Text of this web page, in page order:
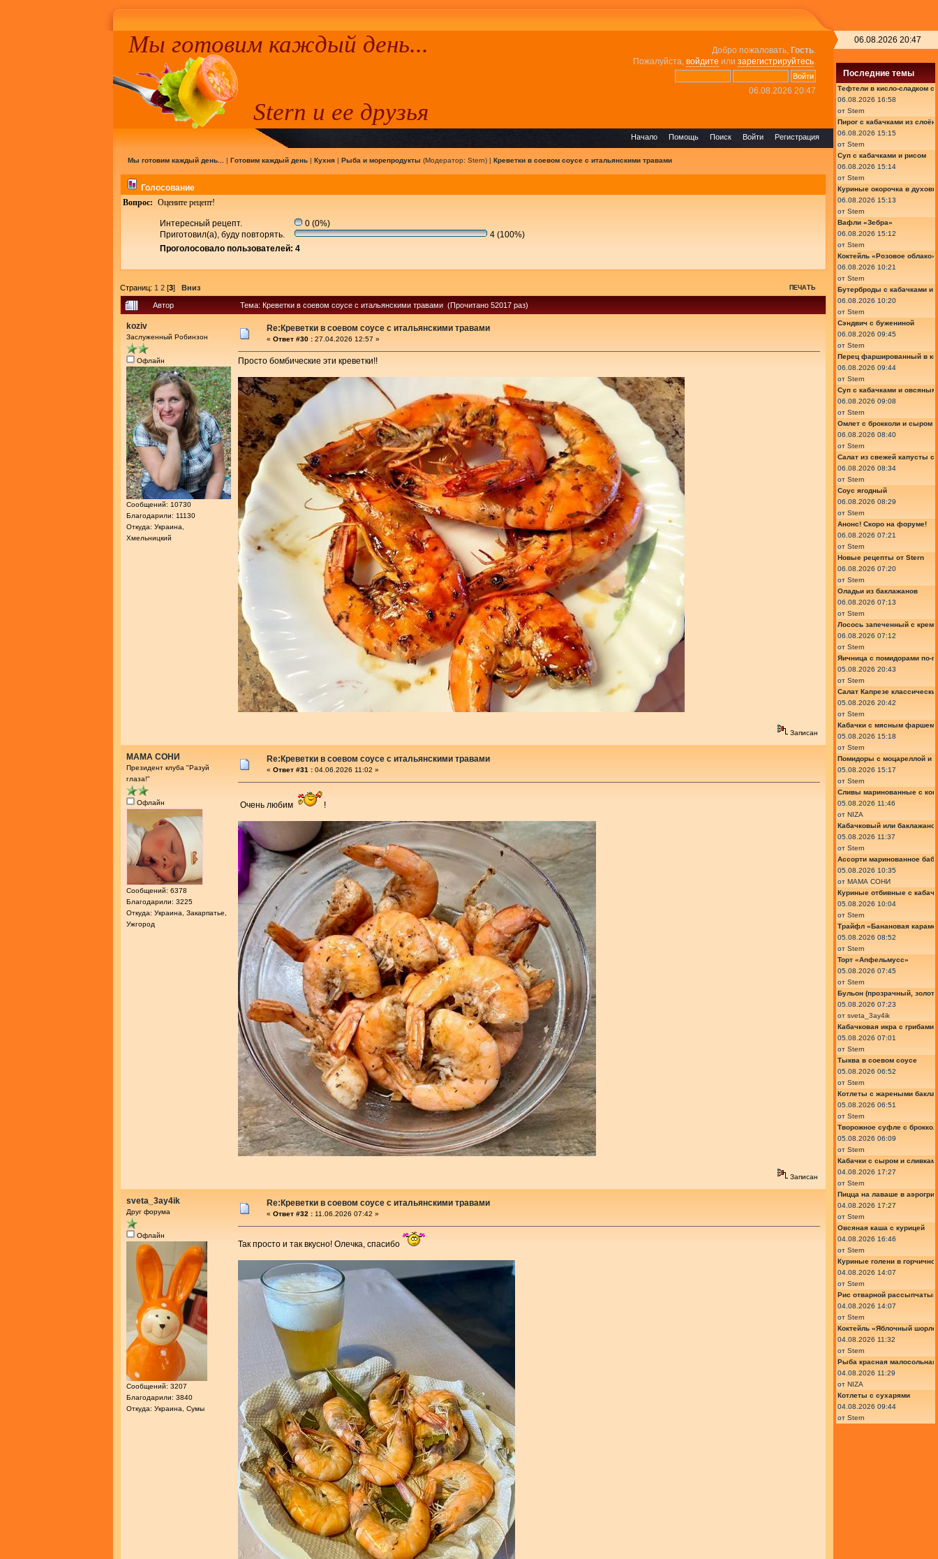
Добро пожаловать, Гость.
Пожалуйста, войдите или зарегистрируйтесь.
06.08.2026 20:47
Мы готовим каждый день...
Stern и ее друзья
Регистрация
Войти
Поиск
Помощь
Начало
Мы готовим каждый день... | Готовим каждый день| Кухня| Рыба и морепродукты (Модератор: Stern) | Креветки в соевом соусе с итальянскими травами
Голосование
Вопрос: Оцените рецепт!
Интересный рецепт.
0 (0%)
Приготовил(а), буду повторять.
4 (100%)
Проголосовало пользователей: 4
Страниц: 1 2 [3] Вниз ПЕЧАТЬ
Автор Тема: Креветки в соевом соусе с итальянскими травами (Прочитано 52017 раз)
koziv
Заслуженный Робинзон
Офлайн
Сообщений: 10730
Благодарили: 11130
Откуда: Украина,
Хмельницкий
Re:Креветки в соевом соусе с итальянскими травами
« Ответ #30 : 27.04.2026 12:57 »
Просто бомбические эти креветки!!
Записан
МАМА СОНИ
Президент клуба "Разуй
глаза!"
Офлайн
Сообщений: 6378
Благодарили: 3225
Откуда: Украина, Закарпатье,
Ужгород
Re:Креветки в соевом соусе с итальянскими травами
« Ответ #31 : 04.06.2026 11:02 »
Очень любим !
Записан
sveta_3ay4ik
Друг форума
Офлайн
Сообщений: 3207
Благодарили: 3840
Откуда: Украина, Сумы
Re:Креветки в соевом соусе с итальянскими травами
« Ответ #32 : 11.06.2026 07:42 »
Так просто и так вкусно! Олечка, спасибо
06.08.2026 20:47
Последние темы
Тефтели в кисло-сладком
06.08.2026 16:58
от Stern
Пирог с кабачками из
06.08.2026 15:15
от Stern
Суп с кабачками и рисом
06.08.2026 15:14
от Stern
Куриные окорочка в
06.08.2026 15:13
от Stern
Вафли «Зебра»
06.08.2026 15:12
от Stern
Коктейль «Розовое
06.08.2026 10:21
от Stern
Бутерброды с кабачками и
06.08.2026 10:20
от Stern
Сэндвич с бужениной
06.08.2026 09:45
от Stern
Перец фаршированный в
06.08.2026 09:44
от Stern
Суп с кабачками и
06.08.2026 09:08
от Stern
Омлет с брокколи и сыром
06.08.2026 08:40
от Stern
Салат из свежей капусты
06.08.2026 08:34
от Stern
Соус ягодный
06.08.2026 08:29
от Stern
Анонс! Скоро на форуме!
06.08.2026 07:21
от Stern
Новые рецепты от Stern
06.08.2026 07:20
от Stern
Оладьи из баклажанов
06.08.2026 07:13
от Stern
Лосось запеченный с
06.08.2026 07:12
от Stern
Яичница с помидорами по-
05.08.2026 20:43
от Stern
Салат Капрезе
05.08.2026 20:42
от Stern
Кабачки с мясным фаршем
05.08.2026 15:18
от Stern
Помидоры с моцареллой и
05.08.2026 15:17
от Stern
Сливы маринованные с
05.08.2026 11:46
от NIZA
Кабачковый или
05.08.2026 11:37
от Stern
Ассорти маринованное
05.08.2026 10:35
от МАМА СОНИ
Куриные отбивные с
05.08.2026 10:04
от Stern
Трайфл «Банановая
05.08.2026 08:52
от Stern
Торт «Апфельмусс»
05.08.2026 07:45
от Stern
Бульон (прозрачный,
05.08.2026 07:23
от sveta_3ay4ik
Кабачковая икра с грибами
05.08.2026 07:01
от Stern
Тыква в соевом соусе
05.08.2026 06:52
от Stern
Котлеты с жареными
05.08.2026 06:51
от Stern
Творожное суфле с
05.08.2026 06:09
от Stern
Кабачки с сыром и
04.08.2026 17:27
от Stern
Пицца на лаваше в
04.08.2026 17:27
от Stern
Овсяная каша с курицей
04.08.2026 16:46
от Stern
Куриные голени в
04.08.2026 14:07
от Stern
Рис отварной рассыпчатый
04.08.2026 14:07
от Stern
Коктейль «Яблочный
04.08.2026 11:32
от Stern
Рыба красная малосольная
04.08.2026 11:29
от NIZA
Котлеты с сухарями
04.08.2026 09:44
от Stern